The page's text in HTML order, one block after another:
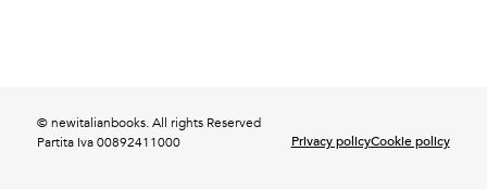
© newitalianbooks. All rights Reserved
Partita Iva 00892411000
Privacy policyCookie policy